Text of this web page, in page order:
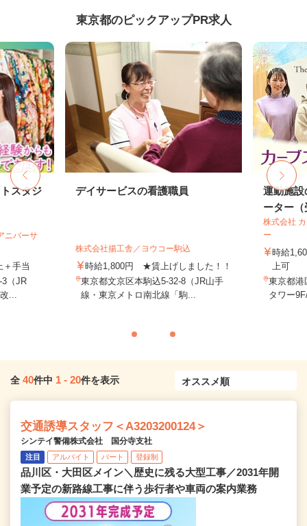
東京都のピックアップPR求人
スタジ
ニバーサ
＋手当
3（JR
...
デイサービスの看護職員
株式会社揚工舎／ヨウコー駒込
時給1,800円 ★賃上げしました！！
東京都文京区本駒込5-32-8（JR山手
線・東京メトロ南北線「駒...
運動施設
ーター
株式会社
ー
時給
上可
東京都港
タワー
全 40件中 1 - 20件を表示
交通誘導スタッフ＜A3203200124＞
シンテイ警備株式会社 国分寺支社
注目 アルバイト パート 登録制
品川区・大田区メイン＼歴史に残る大型工事／2031年開
業予定の新路線工事に伴う歩行者や車両の案内業務